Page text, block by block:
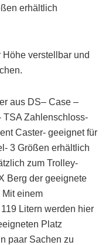
erhältlich
verstellbar und
aus DS– Case –
TSA Zahlenschloss-
Caster- geeignet für
3 Größen erhältlich
zum Trolley-
Berg der geeignete
Mit einem
Litern werden hier
Platz
paar Sachen zu